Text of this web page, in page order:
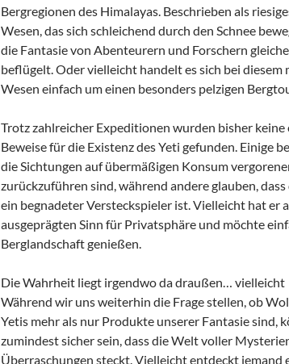
Bergregionen des Himalayas. Beschrieben als
Wesen, das sich schleichend durch den Schnee
die Fantasie von Abenteurern und Forschern
beflügelt. Oder vielleicht handelt es sich bei diesem
Wesen einfach um einen besonders pelzigen
Trotz zahlreicher Expeditionen wurden bisher keine
Beweise für die Existenz des Yeti gefunden. Einige
die Sichtungen auf übermäßigen Konsum
zurückzuführen sind, während andere glauben,
ein begnadeter Versteckspieler ist. Vielleicht hat er
ausgeprägten Sinn für Privatsphäre und möchte
Berglandschaft genießen.
Die Wahrheit liegt irgendwo da draußen… vielleicht
Während wir uns weiterhin die Frage stellen, ob
Yetis mehr als nur Produkte unserer Fantasie sind,
zumindest sicher sein, dass die Welt voller
Überraschungen steckt. Vielleicht entdeckt jemand